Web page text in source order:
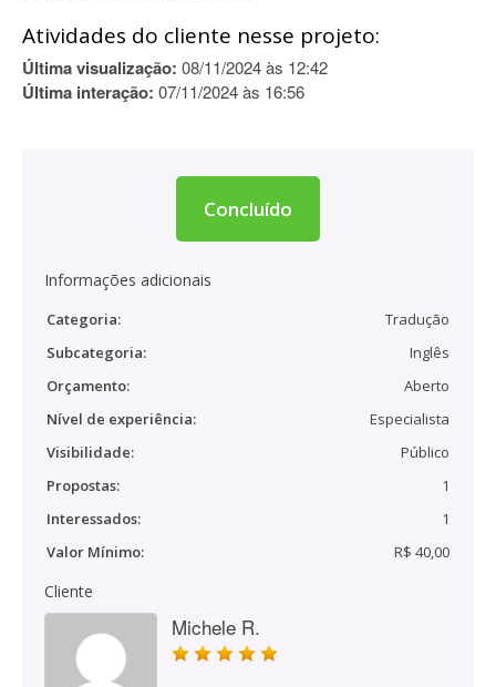
Atividades do cliente nesse projeto:
Última visualização: 08/11/2024 às 12:42
Última interação: 07/11/2024 às 16:56
Concluído
Informações adicionais
Categoria:
Tradução
Subcategoria:
Inglês
Orçamento:
Aberto
Nível de experiência:
Especialista
Visibilidade:
Público
Propostas:
1
Interessados:
1
Valor Mínimo:
R$ 40,00
Cliente
Michele R.